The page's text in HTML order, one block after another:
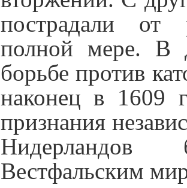
пострадали от
полной мере. В
борьбе против
наконец в 1609
признания
Нидерландов
Вестфальским